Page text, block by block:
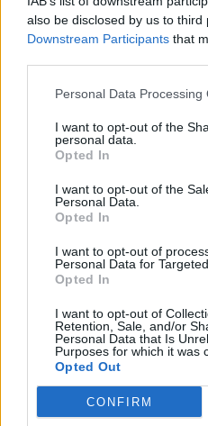
also be disclosed by us to third
Downstream Participants that
Personal Data Processing
I want to opt-out of the
personal data.
Opted In
I want to opt-out of the
Personal Data.
Opted In
I want to opt-out of
Personal Data for
Opted In
I want to opt-out of
Retention, Sale, and/or
Personal Data that Is
Purposes for which it was
Opted Out
CONFIRM
stesso settore. Flutter Heroes
socializzare, apprendere e
“Nel mondo il numero dei
utilizzano questo linguaggio di
Synesthesia è molto attenta a
riportare in Italia l’evento
Da anni organizziamo eventi
Android. Vogliamo mettere
competenze organizzative e
sia un’occasione unica per
Recalchi (CEO di Synesthesia).
Cosa è Flutter e
importante?
Arrivato alla prima versione